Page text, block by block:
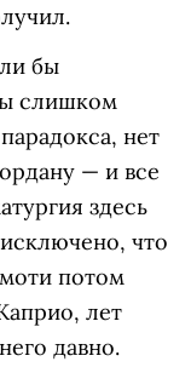
бы
слишком
нет
— и все
здесь
что
потом
лет
давно.